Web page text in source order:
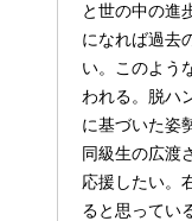
と世の中の進
になれば過去
い。このよう
われる。脱ハ
に基づいた姿
同級生の広渡
応援したい。
ると思ってい